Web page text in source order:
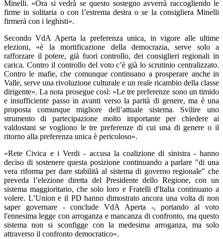
Minelli. «Ora si vedrà se questo sostegno avverrà raccogliendo le
firme in solitaria o con l’estrema destra o se la consigliera Minelli
firmerà con i leghisti».
Secondo VdA Aperta la preferenza unica, in vigore alle ultime
elezioni, «è la mortificazione della democrazia, serve solo a
rafforzare il potere, già fuori controllo, dei consiglieri regionali in
carica. Contro il controllo del voto c’è già lo scrutinio centralizzato.
Contro le mafie, che comunque continuano a prosperare anche in
Valle, serve una rivoluzione culturale e un reale ricambio della classe
dirigente». La nota prosegue così: «Le tre preferenze sono un timido
e insufficiente passo in avanti verso la parità di genere, ma è una
proposta comunque migliore dell’attuale sistema. Svilire uno
strumento di partecipazione molto importante per chiedere ai
valdostani se vogliono le tre preferenze di cui una di genere o il
ritorno alla preferenza unica è pericoloso».
«Rete Civica e i Verdi - accusa la coalizione di sinistra - hanno
deciso di sostenere questa posizione continuando a parlare "di una
vera riforma per dare stabilità al sistema di governo regionale" che
preveda l’elezione diretta del Presidente dello Regione, con un
sistema maggioritario, che solo loro e Fratelli d'Italia continuano a
volere. L’Union e il PD hanno dimostrato ancora una volta di non
saper governare - conclude VdA Aperta -, portando al voto
l'ennesima legge con arroganza e mancanza di confronto, ma questo
sistema non si sconfigge con la medesima arroganza, ma solo
attraverso il confronto democratico».